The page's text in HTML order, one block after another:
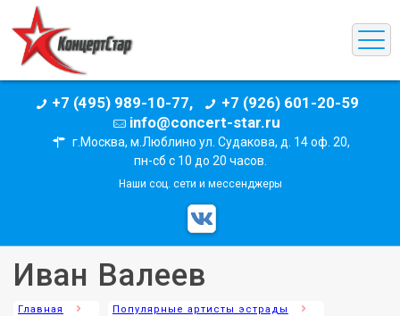
+7 (495) 989-10-77,
+7 (926) 601-20-59
info@concert-star.ru
г.Москва, м.Люблино ул. Судакова, д. 14 оф. 20,
пн-сб с 10 до 20 часов.
Наши соц. сети и мессенджеры
Иван Валеев
Главная
Популярные артисты эстрады